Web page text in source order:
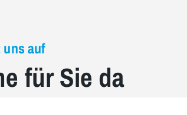
uns auf
für Sie da